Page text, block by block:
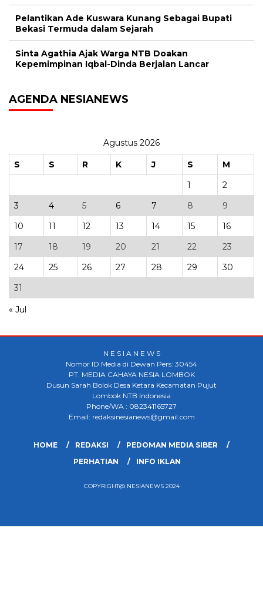
Pelantikan Ade Kuswara Kunang Sebagai Bupati
Bekasi Termuda dalam Sejarah
Sinta Agathia Ajak Warga NTB Doakan
Kepemimpinan Iqbal-Dinda Berjalan Lancar
AGENDA NESIANEWS
Agustus 2026
S S R K J S
M
1
2
3
4 5 6 7 8
9
10
11 12 13 14 15
16
17
18 19 20 21 22
23
24
25 26 27 28 29
30
31
« Jul
N E S I A N E W S
Nomor ID Media di Dewan Pers: 30454
PT. MEDIA CAHAYA NESIA LOMBOK
Dusun Sarah Bolok Desa Ketara Kecamatan Pujut
Lombok NTB Indonesia
Phone/WA : 082341165727
Email: redaksinesianews@gmail.com
HOME REDAKSI
PEDOMAN MEDIA SIBER
PERHATIAN
INFO IKLAN
COPYRIGHT@ NESIANEWS 2024